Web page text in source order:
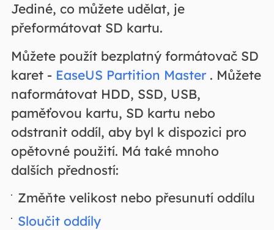
Jediné, co můžete udělat, je
přeformátovat SD kartu.
Můžete použít bezplatný formátovač SD
karet - EaseUS Partition Master. Můžete
naformátovat HDD, SSD, USB,
paměťovou kartu, SD kartu nebo
odstranit oddíl, aby byl k dispozici pro
opětovné použití. Má také mnoho
dalších předností:
Změňte velikost nebo přesunutí oddílu
Sloučit oddíly